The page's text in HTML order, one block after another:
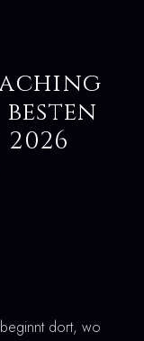
beginnt dort, wo